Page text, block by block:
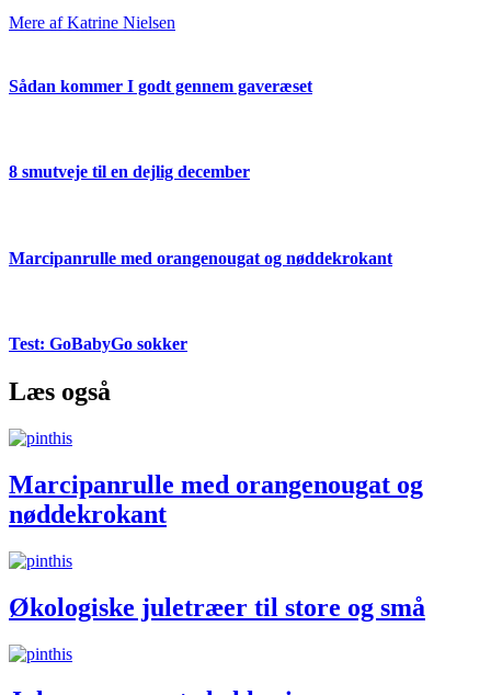
Mere af Katrine Nielsen
Sådan kommer I godt gennem gaveræset
8 smutveje til en dejlig december
Marcipanrulle med orangenougat og nøddekrokant
Test: GoBabyGo sokker
Læs også
Marcipanrulle med orangenougat og
nøddekrokant
Økologiske juletræer til store og små